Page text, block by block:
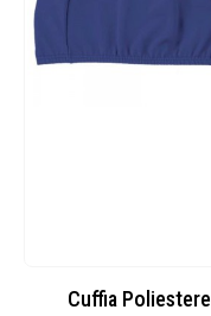
Cuffia Poliestere